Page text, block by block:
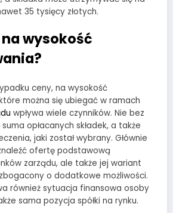
35 tysięcy złotych.
na wysokość
ceny, na wysokość
można się ubiegać w ramach
wpływa wiele czynników. Nie bez
opłacanych składek, a także
jaki został wybrany. Głównie
ofertę podstawową
zarządu, ale także jej wariant
o dodatkowe możliwości.
również sytuacja finansowa osoby
sama pozycja spółki na rynku.